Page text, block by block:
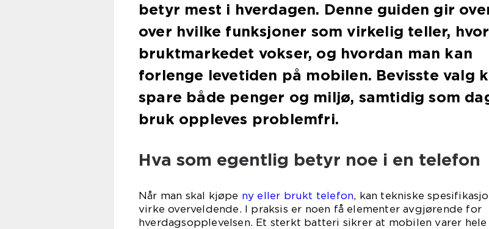
betyr mest i hverdagen. Denne guiden gir
over hvilke funksjoner som virkelig teller,
bruktmarkedet vokser, og hvordan man kan
forlenge levetiden på mobilen. Bevisste valg
spare både penger og miljø, samtidig som
bruk oppleves problemfri.
Hva som egentlig betyr noe i en telefon
Når man skal kjøpe ny eller brukt telefon, kan tekniske
virke overveldende. I praksis er noen få elementer avgjørende for
hverdagsopplevelsen. Et sterkt batteri sikrer at mobilen varer hele